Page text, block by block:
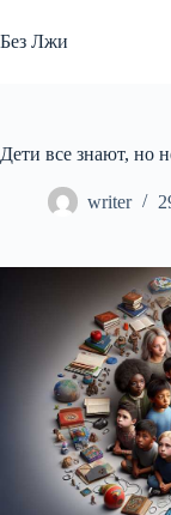
к
сути
Без Лжи
Дети все знают, но
writer